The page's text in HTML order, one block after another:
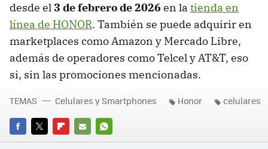
desde el3 de febrero de 2026 en la tienda en
línea de HONOR. También se puede adquirir en
marketplaces como Amazon y Mercado Libre,
además de operadores como Telcel y AT&T, eso
si, sin las promociones mencionadas.
FACEBOOK
TWITTERFLIPBOARD
E-
WHATSAPP
TEMAS Celulares y Smartphones Honor celulares